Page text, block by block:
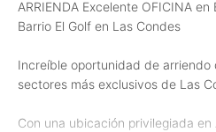
ARRIENDA Excelente OFICINA
Barrio El Golf en Las Condes
Increíble oportunidad de arriendo
sectores más exclusivos de Las
Con una ubicación privilegiada